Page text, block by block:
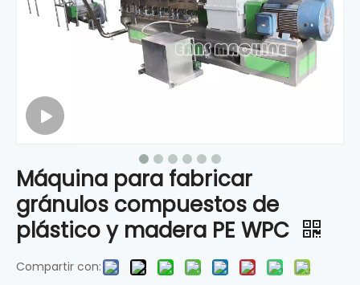
Máquina para fabricar
gránulos compuestos de
plástico y madera PE WPC
Compartir con: